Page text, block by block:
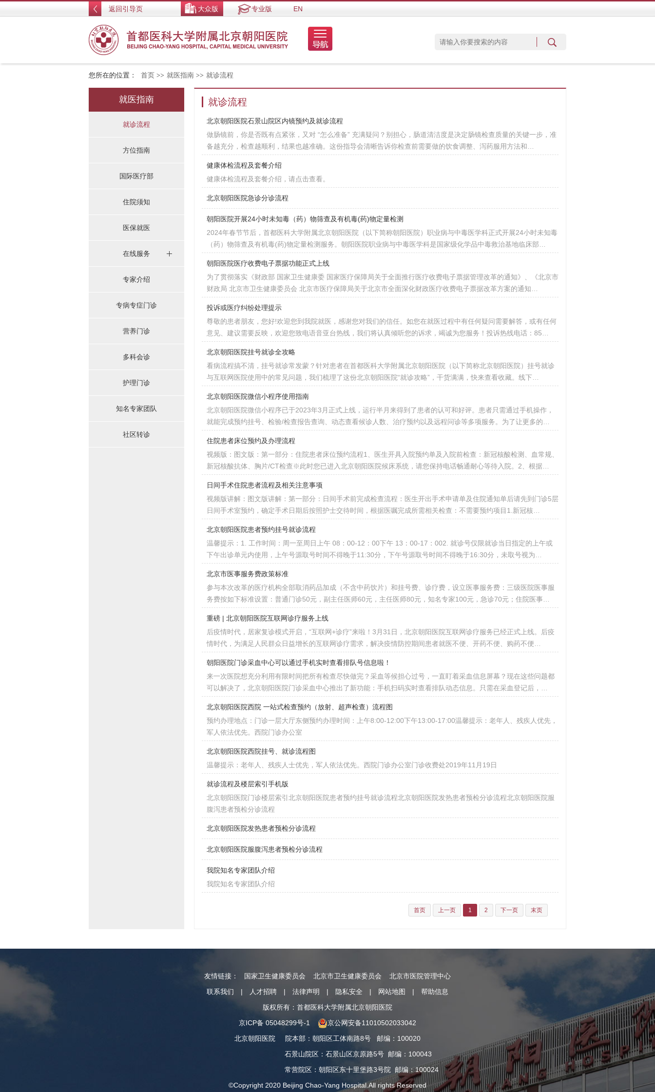
返回引导页 大众版 专业版 EN
您所在的位置： 首页 >> 就医指南 >> 就诊流程
就医指南
就诊流程
方位指南
国际医疗部
住院须知
医保就医
在线服务
专家介绍
专病专症门诊
营养门诊
多科会诊
护理门诊
知名专家团队
社区转诊
就诊流程
北京朝阳医院石景山院区内镜预约及就诊流程
做肠镜前，你是否既有点紧张，又对 “怎么准备” 充满疑问？别担心，肠道清洁度是决定肠镜检查质量的关键一步，准
备越充分，检查越顺利，结果也越准确。这份指导会清晰告诉你检查前需要做的饮食调整、泻药服用方法和…
健康体检流程及套餐介绍
健康体检流程及套餐介绍，请点击查看。
北京朝阳医院急诊分诊流程
朝阳医院开展24小时未知毒（药）物筛查及有机毒(药)物定量检测
2024年春节节后，首都医科大学附属北京朝阳医院（以下简称朝阳医院）职业病与中毒医学科正式开展24小时未知毒
（药）物筛查及有机毒(药)物定量检测服务。朝阳医院职业病与中毒医学科是国家级化学品中毒救治基地临床部…
朝阳医院医疗收费电子票据功能正式上线
为了贯彻落实《财政部 国家卫生健康委 国家医疗保障局关于全面推行医疗收费电子票据管理改革的通知》、《北京市
财政局 北京市卫生健康委员会 北京市医疗保障局关于北京市全面深化财政医疗收费电子票据改革方案的通知…
投诉或医疗纠纷处理提示
尊敬的患者朋友，您好!欢迎您到我院就医，感谢您对我们的信任。如您在就医过程中有任何疑问需要解答，或有任何
意见、建议需要反映，欢迎您致电语音亚台热线，我们将认真倾听您的诉求，竭诚为您服务！投诉热线电话：85…
北京朝阳医院挂号就诊全攻略
看病流程搞不清，挂号就诊常发蒙？针对患者在首都医科大学附属北京朝阳医院（以下简称北京朝阳医院）挂号就诊
与互联网医院使用中的常见问题，我们梳理了这份北京朝阳医院“就诊攻略”，干货满满，快来查看收藏。线下…
北京朝阳医院微信小程序使用指南
北京朝阳医院微信小程序已于2023年3月正式上线，运行半月来得到了患者的认可和好评。患者只需通过手机操作，
就能完成预约挂号、检验/检查报告查询、动态查看候诊人数、治疗预约以及远程问诊等多项服务。为了让更多的…
住院患者床位预约及办理流程
视频版：图文版：第一部分：住院患者床位预约流程1、医生开具入院预约单及入院前检查：新冠核酸检测、血常规、
新冠核酸抗体、胸片/CT检查※此时您已进入北京朝阳医院候床系统，请您保持电话畅通耐心等待入院。2、根据…
日间手术住院患者流程及相关注意事项
视频版讲解：图文版讲解：第一部分：日间手术前完成检查流程：医生开出手术申请单及住院通知单后请先到门诊5层
日间手术室预约，确定手术日期后按照护士交待时间，根据医嘱完成所需相关检查：不需要预约项目1.新冠核…
北京朝阳医院患者预约挂号就诊流程
温馨提示：1. 工作时间：周一至周日上午 08：00-12：00下午 13：00-17：002. 就诊号仅限就诊当日指定的上午或
下午出诊单元内使用，上午号源取号时间不得晚于11:30分，下午号源取号时间不得晚于16:30分，未取号视为…
北京市医事服务费政策标准
参与本次改革的医疗机构全部取消药品加成（不含中药饮片）和挂号费、诊疗费，设立医事服务费：三级医院医事服
务费按如下标准设置：普通门诊50元，副主任医师60元，主任医师80元，知名专家100元，急诊70元；住院医事…
重磅 | 北京朝阳医院互联网诊疗服务上线
后疫情时代，居家复诊模式开启，“互联网+诊疗”来啦！3月31日，北京朝阳医院互联网诊疗服务已经正式上线。后疫
情时代，为满足人民群众日益增长的互联网诊疗需求，解决疫情防控期间患者就医不便、开药不便、购药不便…
朝阳医院门诊采血中心可以通过手机实时查看排队号信息啦！
来一次医院想充分利用有限时间把所有检查尽快做完？采血等候担心过号，一直盯着采血信息屏幕？现在这些问题都
可以解决了，北京朝阳医院门诊采血中心推出了新功能：手机扫码实时查看排队动态信息。只需在采血登记后，…
北京朝阳医院西院 一站式检查预约（放射、超声检查）流程图
预约办理地点：门诊一层大厅东侧预约办理时间：上午8:00-12:00下午13:00-17:00温馨提示：老年人、残疾人优先，
军人依法优先。西院门诊办公室
北京朝阳医院西院挂号、就诊流程图
温馨提示：老年人、残疾人士优先，军人依法优先。西院门诊办公室门诊收费处2019年11月19日
就诊流程及楼层索引手机版
北京朝阳医院门诊楼层索引北京朝阳医院患者预约挂号就诊流程北京朝阳医院发热患者预检分诊流程北京朝阳医院服
腹泻患者预检分诊流程
北京朝阳医院发热患者预检分诊流程
北京朝阳医院服腹泻患者预检分诊流程
我院知名专家团队介绍
我院知名专家团队介绍
首页 上一页 1 2 下一页 末页
友情链接： 国家卫生健康委员会 北京市卫生健康委员会
北京市医院管理中心
联系我们
| 人才招聘 | 法律声明 | 隐私安全 | 网站地图 |
帮助信息
版权所有：首都医科大学附属北京朝阳医院
京ICP备 05048299号-1
京公网安备11010502033042
北京朝阳医院
院本部 ： 朝阳区工体南路8号 邮编：100020
石景山院区 ： 石景山区京原路5号 邮编：100043
常营院区 ： 朝阳区东十里堡路3号院 邮编：100024
©Copyright 2020 Beijing Chao-Yang Hospital.All rights Reserved